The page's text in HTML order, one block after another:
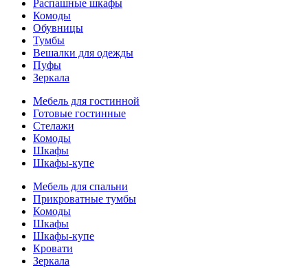
Распашные шкафы
Комоды
Обувницы
Тумбы
Вешалки для одежды
Пуфы
Зеркала
Мебель для гостинной
Готовые гостинные
Стелажи
Комоды
Шкафы
Шкафы-купе
Мебель для спальни
Прикроватные тумбы
Комоды
Шкафы
Шкафы-купе
Кровати
Зеркала